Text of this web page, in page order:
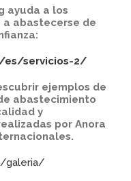
ayuda a los
abastecerse de
es/servicios-2/
ejemplos de
abastecimiento
y
por Anora
galeria/